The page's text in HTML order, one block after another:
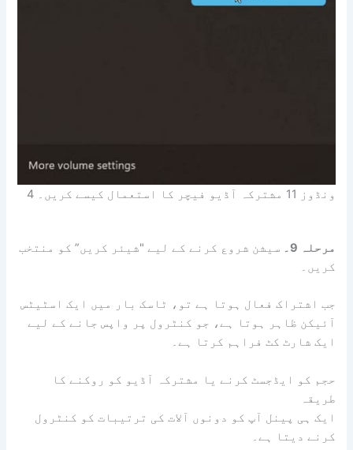
ونڈوز 11 مشترکہ آڈیو فیچر کا استعمال کیسے کریں۔ 4
مرحلہ 9۔
سیشن شروع کرنے کے لیے "شیئر کریں” کو منتخب
کریں۔
جب اشتراک فعال ہوتا ہے تو، ٹاسک بار میں ایک اسٹیٹس
آئیکن ظاہر ہوتا ہے، جو کنٹرول پر واپس جانے کے لیے
ایک شارٹ کٹ فراہم کرتا ہے۔
حجم کو ایڈجسٹ کرنے یا مشترکہ آڈیو کو روکنے کا
طریقہ
ایک ہی پینل آپ کو دونوں آلات کی ترتیبات کو کنٹرول
کرنے دیتا ہے۔